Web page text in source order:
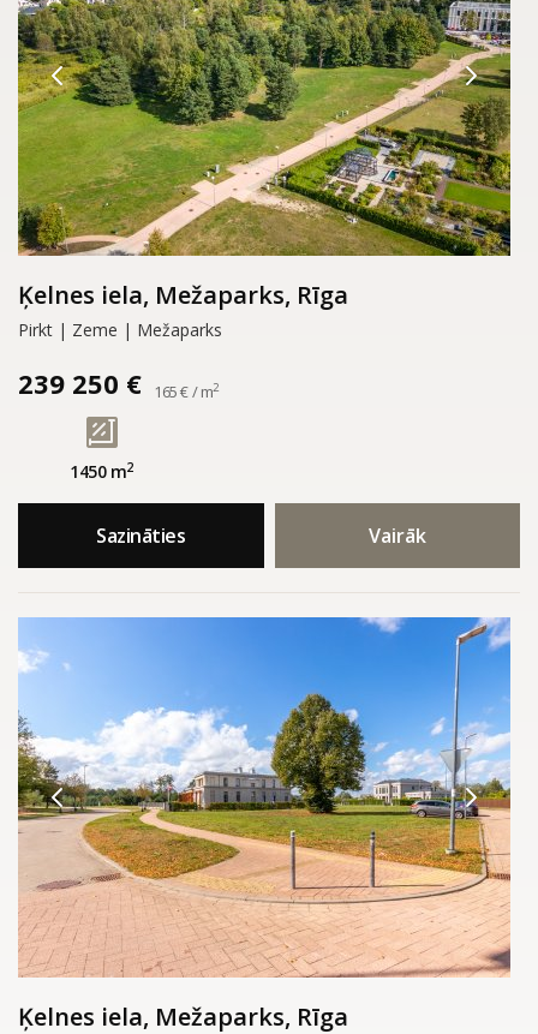
Ķelnes iela, Mežaparks, Rīga
Pirkt | Zeme | Mežaparks
239 250 € 165 € / m2
1450 m2
Sazināties Vairāk
Ķelnes iela, Mežaparks, Rīga